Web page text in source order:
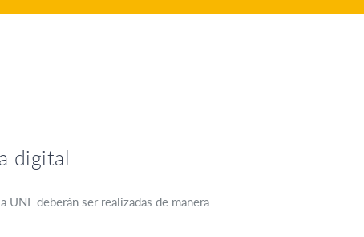
digital
deberán ser realizadas de manera